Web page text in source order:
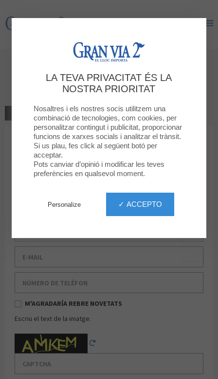
Gran Via 2
Dóna la teva opinió
SWAROVSKI
TORNAR A LA BOTIGA
La teva classificació 5
4
3
2
Missatge
M'AGRADARÍA REBRE NOVETATS
Escriu el text de la imatge.
Captcha
LA TEVA PRIVACITAT ÉS LA
NOSTRA PRIORITAT
Nosaltres i els nostres socis utilitzem una
combinació de tecnologies, com cookies, per
personalitzar contingut i publicitat, proporcionar
funcions de xarxes socials i analitzar el trànsit.
Si us plau, fes click al següent botó per
acceptar.
Pots canviar d’opinió i modificar les teves
preferències en qualsevol moment.
✓ ACCEPTO
Personalize